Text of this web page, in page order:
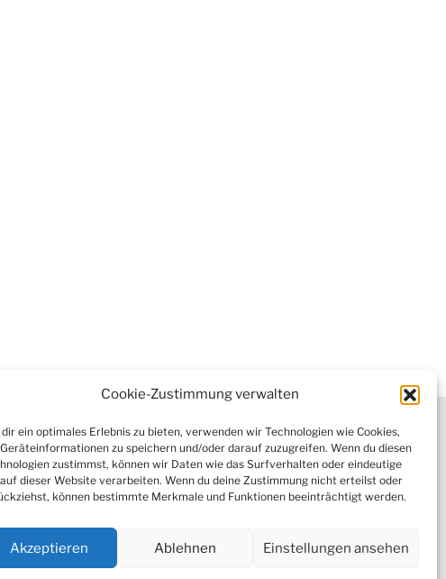
Cookie-Zustimmung verwalten
dir ein optimales Erlebnis zu bieten, verwenden wir Technologien wie Cookies,
zu speichern und/oder darauf zuzugreifen. Wenn du diesen
zustimmst, können wir Daten wie das Surfverhalten oder eindeutige
auf dieser Website verarbeiten. Wenn du deine Zustimmung nicht erteilst oder
können bestimmte Merkmale und Funktionen beeinträchtigt werden.
Akzeptieren Ablehnen Einstellungen ansehen
(EU)